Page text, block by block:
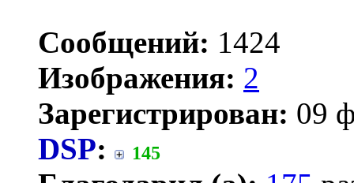
Сообщений: 1424
Изображения: 2
Зарегистрирован: 09
DSP: 145